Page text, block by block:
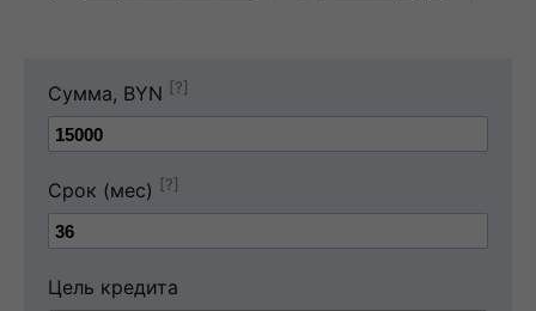
Сумма, BYN [?]
Срок (мес) [?]
Цель кредита